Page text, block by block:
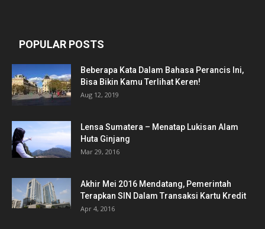
POPULAR POSTS
Beberapa Kata Dalam Bahasa Perancis Ini,
Bisa Bikin Kamu Terlihat Keren!
Aug 12, 2019
Lensa Sumatera – Menatap Lukisan Alam
Huta Ginjang
Mar 29, 2016
Akhir Mei 2016 Mendatang, Pemerintah
Terapkan SIN Dalam Transaksi Kartu Kredit
Apr 4, 2016